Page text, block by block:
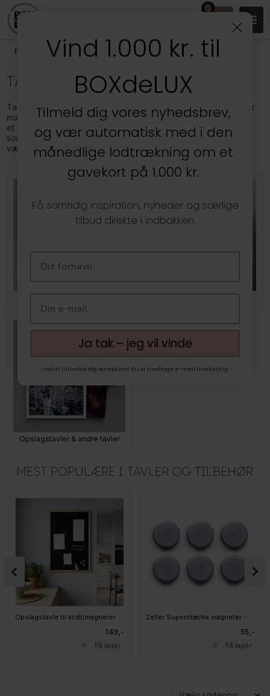
0
Produkter/Kontoret/ Tavler og tilbehør
TAVLER OG TILBEHØR
Tavler fås i et utal af varianter, udført i mange forskellige typer
materialer og til forskellige gøremål. Hos BOXdeLUX finder du
et stort og bredt udvalg af alle mulige forskellige slags tavler,
som du kan bruge til at pryde dit hjem med eller som praktisk
vægophæng på dit kontor.
Tavler fra The Oak Men Magneter & tavletilbehør
Opslagstavler & andre tavler
MEST POPULÆRE I TAVLER OG TILBEHØR
Opslagstavle til kridt/magneter 40x60 cm
149,-
På lager
Zeller Superstærke magneter - Stål - Diameter 2,7cm
55,-
På lager
Vind 1.000 kr. til
BOXdeLUX
Tilmeld dig vores nyhedsbrev,
og vær automatisk med i den
månedlige lodtrækning om et
gavekort på 1.000 kr.
Få samtidig inspiration, nyheder og særlige
tilbud direkte i indbakken.
Ja tak – jeg vil vinde
Ved at tilmelde dig accepterer du at modtage e-mail marketing